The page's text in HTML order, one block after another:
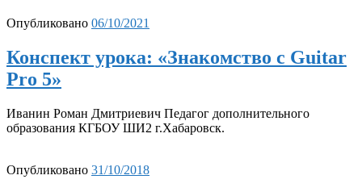
Опубликовано 06/10/2021
Конспект урока: «Знакомство с Guitar
Pro 5»
Иванин Роман Дмитриевич Педагог дополнительного
образования КГБОУ ШИ2 г.Хабаровск.
Опубликовано 31/10/2018